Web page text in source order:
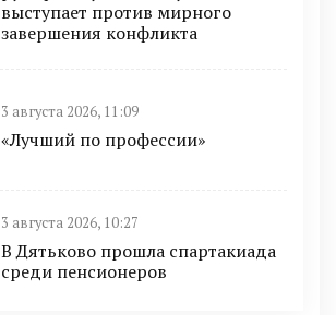
выступает против мирного
завершения конфликта
3 августа 2026, 11:09
«Лучший по профессии»
3 августа 2026, 10:27
В Дятьково прошла спартакиада
среди пенсионеров